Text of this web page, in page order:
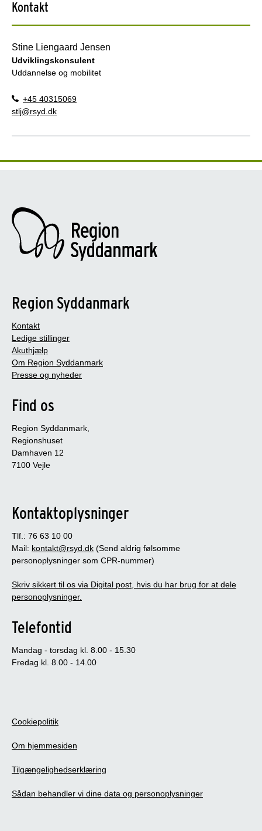
Kontakt
Stine Liengaard Jensen
Udviklingskonsulent
Uddannelse og mobilitet
+45 40315069
stlj@rsyd.dk
Region Syddanmark
Kontakt
Ledige stillinger
Akuthjælp
Om Region Syddanmark
Presse og nyheder
Find os
Region Syddanmark,
Regionshuset
Damhaven 12
7100 Vejle
Kontaktoplysninger
Tlf.: 76 63 10 00
Mail: kontakt@rsyd.dk (Send aldrig følsomme
personoplysninger som CPR-nummer)
Skriv sikkert til os via Digital post, hvis du har brug for at dele
personoplysninger.
Telefontid
Mandag - torsdag kl. 8.00 - 15.30
Fredag kl. 8.00 - 14.00
Cookiepolitik
Om hjemmesiden
Tilgængelighedserklæring
Sådan behandler vi dine data og personoplysninger